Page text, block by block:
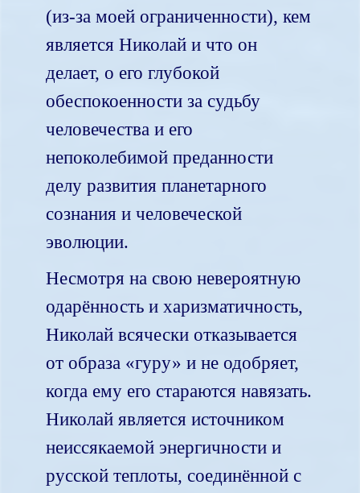
(из-за моей ограниченности), кем
является Николай и что он
делает, о его глубокой
обеспокоенности за судьбу
человечества и его
непоколебимой преданности
делу развития планетарного
сознания и человеческой
эволюции.
Несмотря на свою невероятную
одарённость и харизматичность,
Николай всячески отказывается
от образа «гуру» и не одобряет,
когда ему его стараются навязать.
Николай является источником
неиссякаемой энергичности и
русской теплоты, соединённой с